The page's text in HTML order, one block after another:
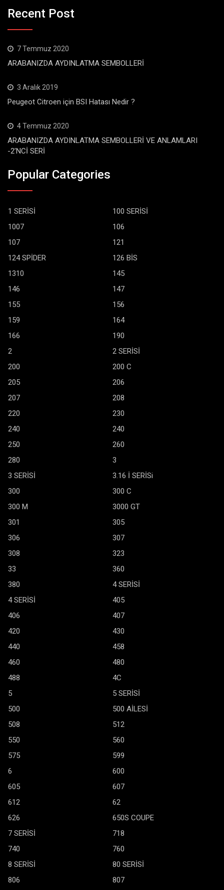
Recent Post
7 Temmuz 2020
ARABANIZDA AYDINLATMA SEMBOLLERİ
3 Aralık 2019
Peugeot Citroen için BSI Hatası Nedir ?
4 Temmuz 2020
ARABANIZDA AYDINLATMA SEMBOLLERİ VE ANLAMLARI
-2’NCİ SERİ
Popular Categories
1 SERİSİ
100 SERİSİ
1007
106
107
121
124 SPİDER
126 BİS
1310
145
146
147
155
156
159
164
166
190
2
2 SERİSİ
200
200 C
205
206
207
208
220
230
240
240
250
260
280
3
3 SERİSİ
3.16 İ SERİSi
300
300 C
300 M
3000 GT
301
305
306
307
308
323
33
360
380
4 SERİSİ
4 SERİSİ
405
406
407
420
430
440
458
460
480
488
4C
5
5 SERİSİ
500
500 AİLESİ
508
512
550
560
575
599
6
600
605
607
612
62
626
650S COUPE
7 SERİSİ
718
740
760
8 SERİSİ
80 SERİSİ
806
807